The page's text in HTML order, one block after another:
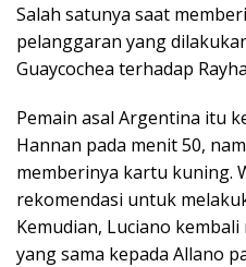
Salah satunya saat
pelanggaran yang
Guaycochea terhadap
Pemain asal Argentina itu
Hannan pada menit 50,
memberinya kartu kuning.
rekomendasi untuk
Kemudian, Luciano
yang sama kepada Allano